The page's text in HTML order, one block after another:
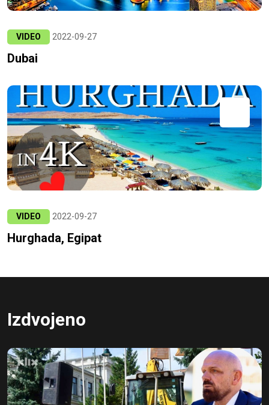
VIDEO 2022-09-27
Dubai
VIDEO 2022-09-27
Hurghada, Egipat
Izdvojeno